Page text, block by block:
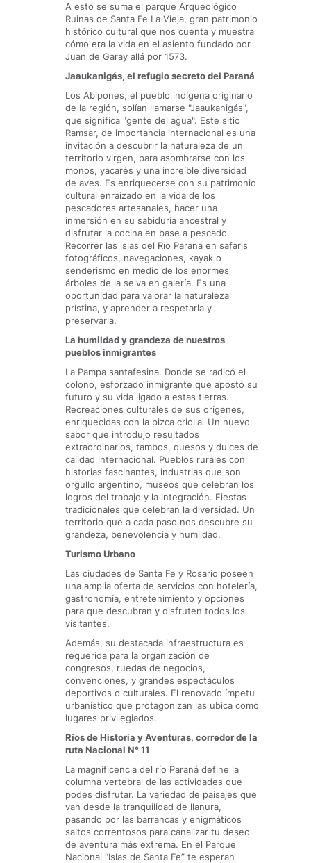
A esto se suma el parque Arqueológico
Ruinas de Santa Fe La Vieja, gran patrimonio
histórico cultural que nos cuenta y muestra
cómo era la vida en el asiento fundado por
Juan de Garay allá por 1573.
Jaaukanigás, el refugio secreto del Paraná
Los Abipones, el pueblo indígena originario
de la región, solían llamarse "Jaaukanigás",
que significa "gente del agua". Este sitio
Ramsar, de importancia internacional es una
invitación a descubrir la naturaleza de un
territorio virgen, para asombrarse con los
monos, yacarés y una increíble diversidad
de aves. Es enriquecerse con su patrimonio
cultural enraizado en la vida de los
pescadores artesanales, hacer una
inmersión en su sabiduría ancestral y
disfrutar la cocina en base a pescado.
Recorrer las islas del Río Paraná en safaris
fotográficos, navegaciones, kayak o
senderismo en medio de los enormes
árboles de la selva en galería. Es una
oportunidad para valorar la naturaleza
prístina, y aprender a respetarla y
preservarla.
La humildad y grandeza de nuestros
pueblos inmigrantes
La Pampa santafesina. Donde se radicó el
colono, esforzado inmigrante que apostó su
futuro y su vida ligado a estas tierras.
Recreaciones culturales de sus orígenes,
enriquecidas con la pizca criolla. Un nuevo
sabor que introdujo resultados
extraordinarios, tambos, quesos y dulces de
calidad internacional. Pueblos rurales con
historias fascinantes, industrias que son
orgullo argentino, museos que celebran los
logros del trabajo y la integración. Fiestas
tradicionales que celebran la diversidad. Un
territorio que a cada paso nos descubre su
grandeza, benevolencia y humildad.
Turismo Urbano
Las ciudades de Santa Fe y Rosario poseen
una amplia oferta de servicios con hotelería,
gastronomía, entretenimiento y opciones
para que descubran y disfruten todos los
visitantes.
Además, su destacada infraestructura es
requerida para la organización de
congresos, ruedas de negocios,
convenciones, y grandes espectáculos
deportivos o culturales. El renovado ímpetu
urbanístico que protagonizan las ubica como
lugares privilegiados.
Ríos de Historia y Aventuras, corredor de la
ruta Nacional N° 11
La magnificencia del río Paraná define la
columna vertebral de las actividades que
podes disfrutar. La variedad de paisajes que
van desde la tranquilidad de llanura,
pasando por las barrancas y enigmáticos
saltos correntosos para canalizar tu deseo
de aventura más extrema. En el Parque
Nacional “Islas de Santa Fe” te esperan